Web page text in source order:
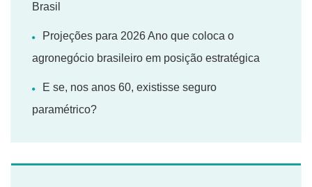
Brasil
Projeções para 2026 Ano que coloca o
agronegócio brasileiro em posição estratégica
E se, nos anos 60, existisse seguro
paramétrico?